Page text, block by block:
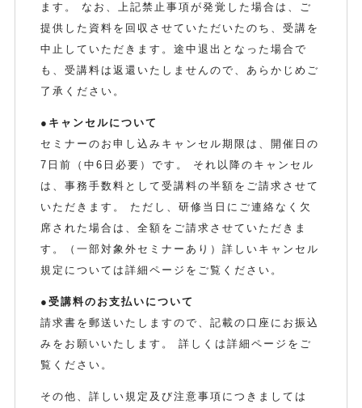
ます。 なお、上記禁止事項が発覚した場合は、ご
提供した資料を回収させていただいたのち、受講を
中止していただきます。途中退出となった場合で
も、受講料は返還いたしませんので、あらかじめご
了承ください。
●キャンセルについて
セミナーのお申し込みキャンセル期限は、開催日の
7日前（中6日必要）です。 それ以降のキャンセル
は、事務手数料として受講料の半額をご請求させて
いただきます。 ただし、研修当日にご連絡なく欠
席された場合は、全額をご請求させていただきま
す。（一部対象外セミナーあり）詳しいキャンセル
規定については詳細ページをご覧ください。
●受講料のお支払いについて
請求書を郵送いたしますので、記載の口座にお振込
みをお願いいたします。 詳しくは詳細ページをご
覧ください。
その他、詳しい規定及び注意事項につきましては